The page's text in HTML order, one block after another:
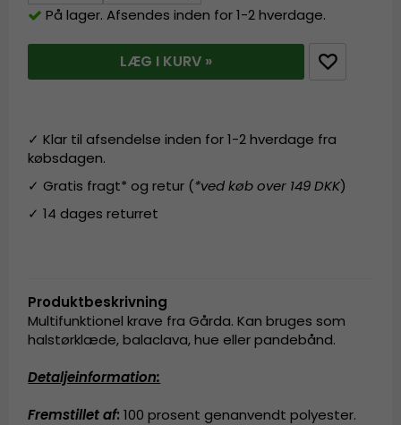
På lager. Afsendes inden for 1-2 hverdage.
LÆG I KURV »
✓ Klar til afsendelse inden for 1-2 hverdage fra
købsdagen.
✓ Gratis fragt* og retur (*ved køb over 149 DKK)
✓ 14 dages returret
Produktbeskrivning
Multifunktionel krave fra Gårda. Kan bruges som
halstørklæde, balaclava, hue eller pandebånd.
Detaljeinformation:
Fremstillet af: 100 prosent genanvendt polyester.